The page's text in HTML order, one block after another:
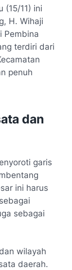
(15/11) ini
H. Wihaji
Pembina
terdiri dari
penuh
dan
garis
ini harus
sebagai
wilayah
daerah.